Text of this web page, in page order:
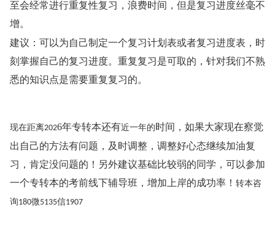
至会经常进行重复性复习，浪费时间，但是复习进度丝毫不
增。
建议：可以为自己制定一个复习计划表或者复习进度表，时
刻掌握自己的复习进度。重复复习是可取的，针对我们不熟
悉的知识点是需要重复复习的。
现在距离2026年专转本还有 近一年的时间，如果大家现在察觉
出自己的方法有问题，及时调整，调整好心态继续加油复
习，肯定没问题的！另外建议基础比较弱的同学，可以参加
一个专转本的考前线下辅导班，增加上岸的成功率！ 转本咨
询180微5135信1907